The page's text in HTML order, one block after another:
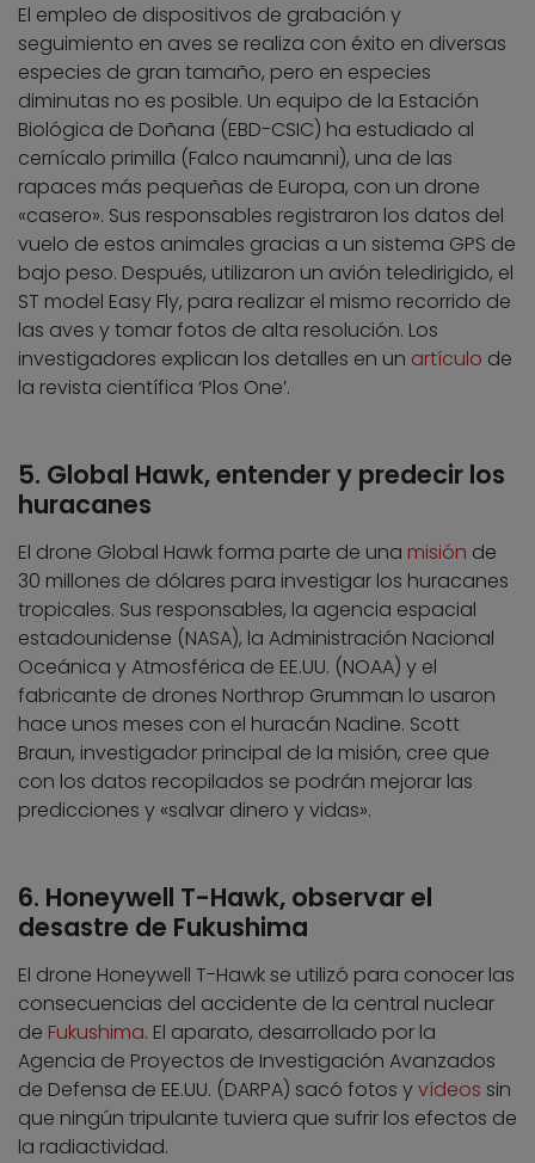
El empleo de dispositivos de grabación y
seguimiento en aves se realiza con éxito en diversas
especies de gran tamaño, pero en especies
diminutas no es posible. Un equipo de la Estación
Biológica de Doñana (EBD-CSIC) ha estudiado al
cernícalo primilla (Falco naumanni), una de las
rapaces más pequeñas de Europa, con un drone
«casero». Sus responsables registraron los datos del
vuelo de estos animales gracias a un sistema GPS de
bajo peso. Después, utilizaron un avión teledirigido, el
ST model Easy Fly, para realizar el mismo recorrido de
las aves y tomar fotos de alta resolución. Los
investigadores explican los detalles en un artículo de
la revista científica ‘Plos One’.
5. Global Hawk, entender y predecir los
huracanes
El drone Global Hawk forma parte de una misión de
30 millones de dólares para investigar los huracanes
tropicales. Sus responsables, la agencia espacial
estadounidense (NASA), la Administración Nacional
Oceánica y Atmosférica de EE.UU. (NOAA) y el
fabricante de drones Northrop Grumman lo usaron
hace unos meses con el huracán Nadine. Scott
Braun, investigador principal de la misión, cree que
con los datos recopilados se podrán mejorar las
predicciones y «salvar dinero y vidas».
6. Honeywell T-Hawk, observar el
desastre de Fukushima
El drone Honeywell T-Hawk se utilizó para conocer las
consecuencias del accidente de la central nuclear
de Fukushima. El aparato, desarrollado por la
Agencia de Proyectos de Investigación Avanzados
de Defensa de EE.UU. (DARPA) sacó fotos yvídeos sin
que ningún tripulante tuviera que sufrir los efectos de
la radiactividad.